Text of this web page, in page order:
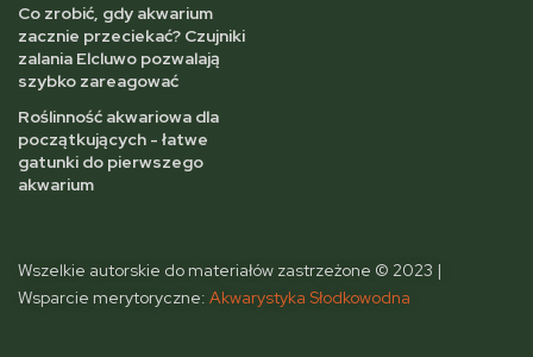
Co zrobić, gdy akwarium
zacznie przeciekać? Czujniki
zalania Elcluwo pozwalają
szybko zareagować
Roślinność akwariowa dla
początkujących - łatwe
gatunki do pierwszego
akwarium
Wszelkie autorskie do materiałów zastrzeżone © 2023 |
Wsparcie merytoryczne: Akwarystyka Słodkowodna